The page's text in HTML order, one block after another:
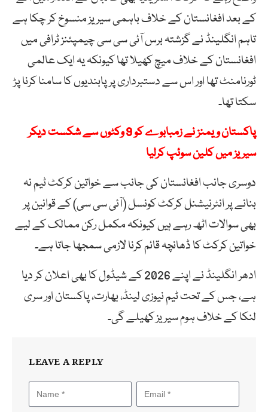
کے بعد افغانستان کے خلاف باہمی سیریز منسوخ کر چکا ہے
تاہم انگلینڈ نے گزشتہ برس آئی سی سی چیمپئنز ٹرافی میں
افغانستان کے خلاف میچ کھیلا تھا کیونکہ یہ ایک عالمی
ٹورنامنٹ تھا اور اس سے دستبرداری پر پابندیوں کا سامنا کرنا پڑ
سکتا تھا۔
پاکستان ویمنز نے زمبابوے کو 9 وکٹوں سے شکست دیکر
سیریز میں کلین سوئپ کرلیا
دوسری جانب افغانستان کی جانب سے خواتین کرکٹ ٹیم نہ
بنانے پر انٹرنیشنل کرکٹ کونسل (آئی سی سی) کے قوانین پر
بھی سوالات اٹھ رہے ہیں کیونکہ مکمل رکن ممالک کے لیے
خواتین کرکٹ کا ڈھانچہ قائم کرنا لازمی سمجھا جاتا ہے۔
ادھر انگلینڈ نے اپنے 2026 کے شیڈول کا بھی اعلان کر دیا
ہے، جس کے تحت ٹیم نیوزی لینڈ، بھارت، پاکستان اور سری
لنکا کے خلاف ہوم سیریز کھیلے گی۔
LEAVE A REPLY